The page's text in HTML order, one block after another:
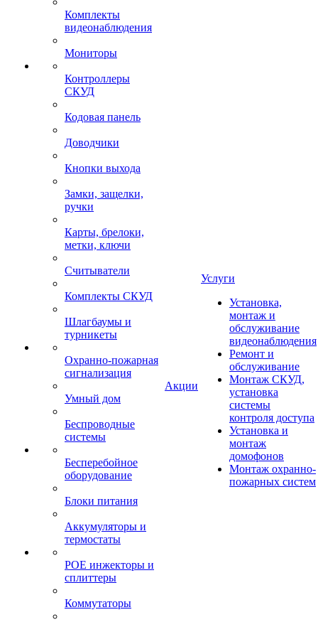
Комплекты
видеонаблюдения
Мониторы
Контроллеры
СКУД
Кодовая панель
Доводчики
Кнопки выхода
Замки, защелки,
ручки
Карты, брелоки,
метки, ключи
Считыватели
Комплекты СКУД
Шлагбаумы и
турникеты
Охранно-пожарная
сигнализация
Умный дом
Беспроводные
системы
Бесперебойное
оборудование
Блоки питания
Аккумуляторы и
термостаты
POE инжекторы и
сплиттеры
Коммутаторы
Акции
Услуги
Установка,
монтаж и
обслуживание
видеонаблюдения
Ремонт и
обслуживание
Монтаж СКУД,
установка
системы
контроля доступа
Установка и
монтаж
домофонов
Монтаж охранно-
пожарных систем